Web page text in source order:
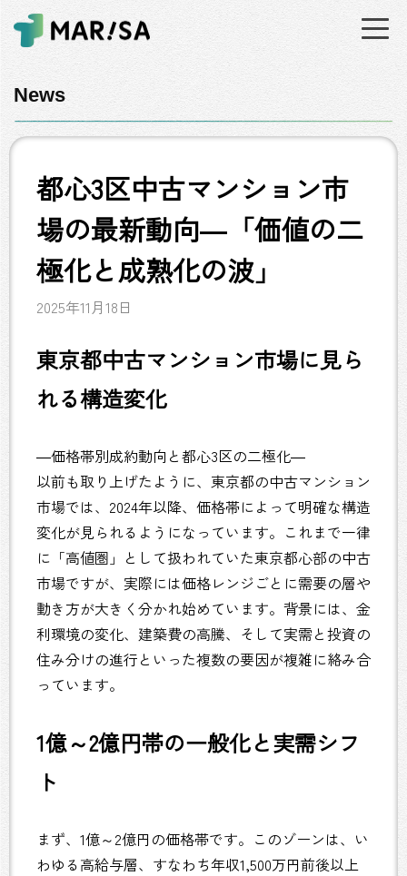
News
都心3区中古マンション市
場の最新動向―「価値の二
極化と成熟化の波」
2025年11月18日
東京都中古マンション市場に見ら
れる構造変化
―価格帯別成約動向と都心3区の二極化―
以前も取り上げたように、東京都の中古マンション
市場では、2024年以降、価格帯によって明確な構造
変化が見られるようになっています。これまで一律
に「高値圏」として扱われていた東京都心部の中古
市場ですが、実際には価格レンジごとに需要の層や
動き方が大きく分かれ始めています。背景には、金
利環境の変化、建築費の高騰、そして実需と投資の
住み分けの進行といった複数の要因が複雑に絡み合
っています。
1億～2億円帯の一般化と実需シフ
ト
まず、1億～2億円の価格帯です。このゾーンは、い
わゆる高給与層、すなわち年収1,500万円前後以上